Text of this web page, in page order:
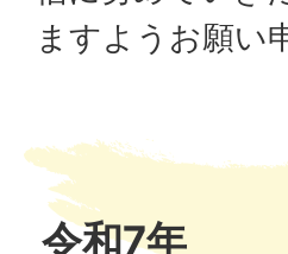
ますようお願い
令和7年